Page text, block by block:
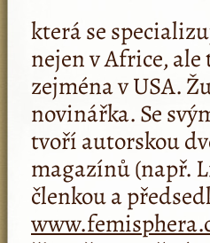
která se
nejen v Africe,
zejména v USA.
novinářka. Se
tvoří autorskou
magazínů (např.
členkou a